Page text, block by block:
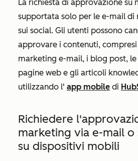
La richiesta di approvazione su
supportata solo per le e-mail di
sui social. Gli utenti possono
approvare i contenuti,
marketing e-mail, i blog post,
pagine web e gli articoli
utilizzando l' app mobile di
Richiedere
marketing via e-mail o
su dispositivi mobili